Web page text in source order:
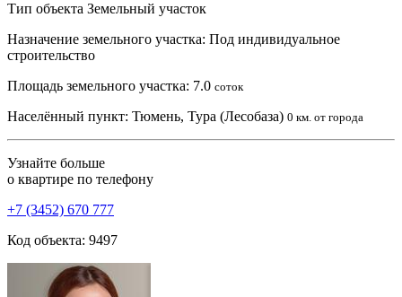
Тип объекта Земельный участок
Назначение земельного участка: Под индивидуальное
строительство
Площадь земельного участка: 7.0 соток
Населённый пункт: Тюмень, Тура (Лесобаза) 0 км. от города
Узнайте больше
о квартире по телефону
+7 (3452) 670 777
Код объекта: 9497